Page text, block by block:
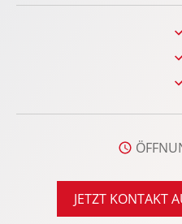
Knieairbag Fahrer
Kollisionswarnung
Kopfstützen vorn und
Laderaumabdeckung
JETZT KONTAKT